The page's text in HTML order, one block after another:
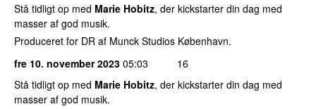
Stå tidligt op med Marie Hobitz, der kickstarter din dag med
masser af god musik.
Produceret for DR af Munck Studios København.
fre 10. november 2023 05:03
16
Stå tidligt op med Marie Hobitz, der kickstarter din dag med
masser af god musik.